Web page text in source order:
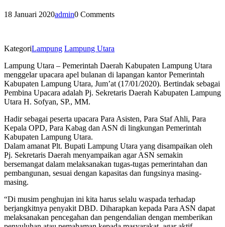
18 Januari 2020admin0 Comments
KategoriLampung Lampung Utara
Lampung Utara – Pemerintah Daerah Kabupaten Lampung Utara
menggelar upacara apel bulanan di lapangan kantor Pemerintah
Kabupaten Lampung Utara, Jum’at (17/01/2020). Bertindak sebagai
Pembina Upacara adalah Pj. Sekretaris Daerah Kabupaten Lampung
Utara H. Sofyan, SP., MM.
Hadir sebagai peserta upacara Para Asisten, Para Staf Ahli, Para
Kepala OPD, Para Kabag dan ASN di lingkungan Pemerintah
Kabupaten Lampung Utara.
Dalam amanat Plt. Bupati Lampung Utara yang disampaikan oleh
Pj. Sekretaris Daerah menyampaikan agar ASN semakin
bersemangat dalam melaksanakan tugas-tugas pemerintahan dan
pembangunan, sesuai dengan kapasitas dan fungsinya masing-
masing.
“Di musim penghujan ini kita harus selalu waspada terhadap
berjangkitnya penyakit DBD. Diharapkan kepada Para ASN dapat
melaksanakan pencegahan dan pengendalian dengan memberikan